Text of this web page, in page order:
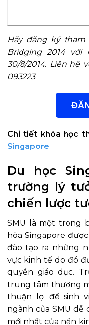
Hãy đăng ký
Bridging 2014 với
30/8/2014. Liên hệ
093223
Chi tiết khóa học
Singapore
Du học
trường lý
chiến lược
SMU là một trong
hòa Singapore
đào tạo ra những
vực kinh tế do đó
quyền giáo dục.
trung tâm thương
thuận lợi để sinh
ngành của SMU dễ
mới nhất của nền